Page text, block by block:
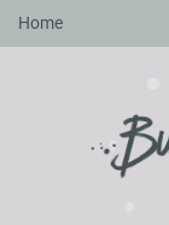
Zum
Home